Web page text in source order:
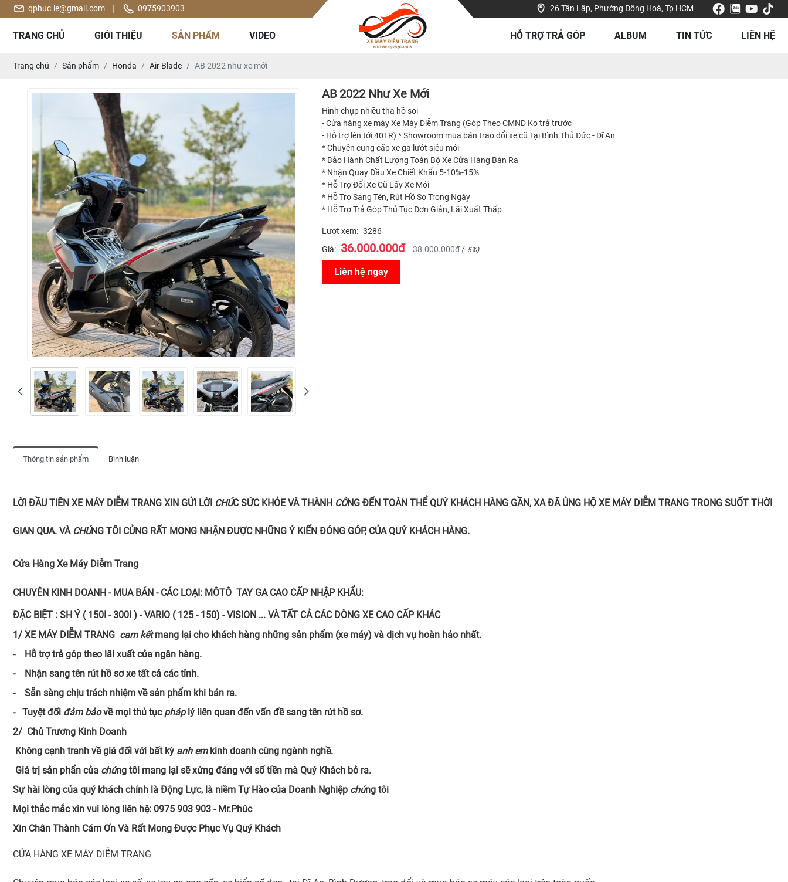
qphuc.le@gmail.com 0975903903 26 Tân Lập, Phường Đông Hoà, Tp HCM
TRANG CHỦ GIỚI THIỆU SẢN PHẨM VIDEO HỖ TRỢ TRẢ GÓP ALBUM TIN TỨC LIÊN HỆ
Trang chủ Sản phẩm Honda Air Blade AB 2022 như xe mới
AB 2022 Như Xe Mới
Hình chụp nhiều tha hồ soi
- Cửa hàng xe máy Xe Máy Diễm Trang (Góp Theo CMND Ko trả trước
- Hỗ trợ lên tới 40TR) * Showroom mua bán trao đổi xe cũ Tại Bình Thủ Đức - Dĩ An
* Chuyên cung cấp xe ga lướt siêu mới
* Bảo Hành Chất Lượng Toàn Bộ Xe Cửa Hàng Bán Ra
* Nhận Quay Đầu Xe Chiết Khẩu 5-10%-15%
* Hỗ Trợ Đổi Xe Cũ Lấy Xe Mới
* Hỗ Trợ Sang Tên, Rút Hồ Sơ Trong Ngày
* Hỗ Trợ Trả Góp Thủ Tục Đơn Giản, Lãi Xuất Thấp
Lượt xem: 3286
Giá: 36.000.000đ 38.000.000đ (- 5%)
Liên hệ ngay
Thông tin sản phẩm Bình luận
LỜI ĐẦU TIÊN XE MÁY DIỄM TRANG XIN GỬI LỜI CHÚC SỨC KHỎE VÀ THÀNH CÔNG ĐẾN TOÀN THỂ QUÝ KHÁCH HÀNG GẦN, XA ĐÃ ỦNG HỘ XE MÁY DIỄM TRANG TRONG SUỐT THỜI
GIAN QUA. VÀ CHÚNG TÔI CỦNG RẤT MONG NHẬN ĐƯỢC NHỮNG Ý KIẾN ĐÓNG GÓP, CỦA QUÝ KHÁCH HÀNG.
Cửa Hàng Xe Máy Diễm Trang
CHUYÊN KINH DOANH - MUA BÁN - CÁC LOẠI: MÔTÔ TAY GA CAO CẤP NHẬP KHẨU:
ĐẶC BIỆT : SH Ý ( 150I - 300I ) - VARIO ( 125 - 150) - VISION ... VÀ TẤT CẢ CÁC DÒNG XE CAO CẤP KHÁC
1/ XE MÁY DIỄM TRANG cam kếtmang lại cho khách hàng những sản phẩm (xe máy) và dịch vụ hoàn hảo nhất.
- Hỗ trợ trả góp theo lãi xuất của ngân hàng.
- Nhận sang tên rút hồ sơ xe tất cả các tỉnh.
- Sẵn sàng chịu trách nhiệm về sản phẩm khi bán ra.
- Tuyệt đối đảm bảovề mọi thủ tục pháplý liên quan đến vấn đề sang tên rút hồ sơ.
2/ Chủ Trương Kinh Doanh
Không cạnh tranh về giá đối với bất kỳ anh em kinh doanh cùng ngành nghề.
Giá trị sản phẩn của chúng tôi mang lại sẽ xứng đáng với số tiền mà Quý Khách bỏ ra.
Sự hài lòng của quý khách chính là Động Lực, là niềm Tự Hào của Doanh Nghiệp chúng tôi
Mọi thắc mắc xin vui lòng liên hệ: 0975 903 903 - Mr.Phúc
Xin Chân Thành Cám Ơn Và Rất Mong Được Phục Vụ Quý Khách
CỬA HÀNG XE MÁY DIỄM TRANG